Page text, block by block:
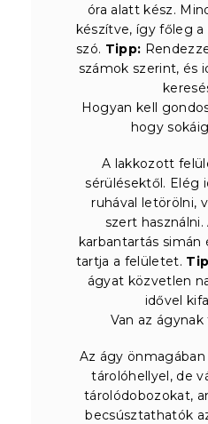
óra alatt kész.
készítve, így főleg a
szó. Tipp:
számok szerint, és
Hogyan kell
hogy
A lakkozott
sérülésektől. Elég
ruhával letörölni,
szert
karbantartás simán
tartja a felületet.
ágyat közvetlen
idővel
Van az
Az ágy
tárolóhellyel, de
tárolódobozokat,
becsúsztathatók